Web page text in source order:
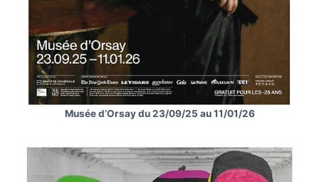
Musée d’Orsay du 23/09/25 au 11/01/26